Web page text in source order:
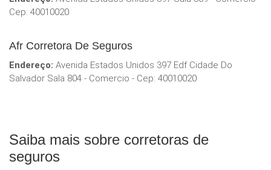
Cep: 40010020
Afr Corretora De Seguros
Endereço: Avenida Estados Unidos 397 Edf Cidade Do
Salvador Sala 804 - Comercio - Cep: 40010020
Saiba mais sobre corretoras de
seguros